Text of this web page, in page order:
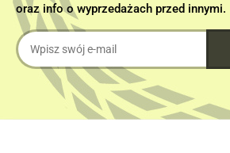
oraz info o wyprzedażach przed innymi.